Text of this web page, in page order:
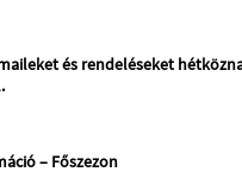
és rendeléseket
– Főszezon